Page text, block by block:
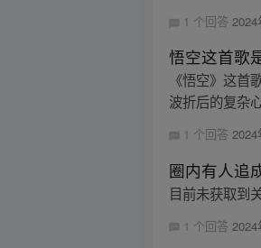
1 个回答
悟空这首歌
《悟空》这
波折后的复杂
1 个回答
圈内有人追
目前未获取到
1 个回答